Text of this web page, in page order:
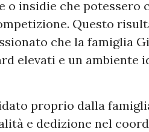
o insidie che potessero
Questo
che la famiglia
elevati e un ambiente
proprio dalla
e dedizione nel